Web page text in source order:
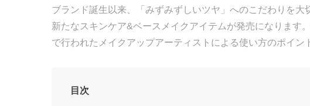
ブランド誕生以来、「みずみずしいツヤ」へのこだわりを大
新たなスキンケア&ベースメイクアイテムが発売になります
で行われたメイクアップアーティストによる使い方のポイン
目次